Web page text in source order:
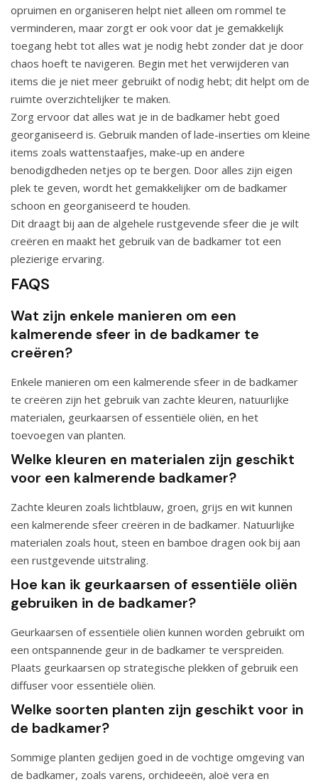
opruimen en organiseren helpt niet alleen om rommel te
verminderen, maar zorgt er ook voor dat je gemakkelijk
toegang hebt tot alles wat je nodig hebt zonder dat je door
chaos hoeft te navigeren. Begin met het verwijderen van
items die je niet meer gebruikt of nodig hebt; dit helpt om de
ruimte overzichtelijker te maken.
Zorg ervoor dat alles wat je in de badkamer hebt goed
georganiseerd is. Gebruik manden of lade-inserties om kleine
items zoals wattenstaafjes, make-up en andere
benodigdheden netjes op te bergen. Door alles zijn eigen
plek te geven, wordt het gemakkelijker om de badkamer
schoon en georganiseerd te houden.
Dit draagt bij aan de algehele rustgevende sfeer die je wilt
creëren en maakt het gebruik van de badkamer tot een
plezierige ervaring.
FAQS
Wat zijn enkele manieren om een
kalmerende sfeer in de badkamer te
creëren?
Enkele manieren om een kalmerende sfeer in de badkamer
te creëren zijn het gebruik van zachte kleuren, natuurlijke
materialen, geurkaarsen of essentiële oliën, en het
toevoegen van planten.
Welke kleuren en materialen zijn geschikt
voor een kalmerende badkamer?
Zachte kleuren zoals lichtblauw, groen, grijs en wit kunnen
een kalmerende sfeer creëren in de badkamer. Natuurlijke
materialen zoals hout, steen en bamboe dragen ook bij aan
een rustgevende uitstraling.
Hoe kan ik geurkaarsen of essentiële oliën
gebruiken in de badkamer?
Geurkaarsen of essentiële oliën kunnen worden gebruikt om
een ontspannende geur in de badkamer te verspreiden.
Plaats geurkaarsen op strategische plekken of gebruik een
diffuser voor essentiële oliën.
Welke soorten planten zijn geschikt voor in
de badkamer?
Sommige planten gedijen goed in de vochtige omgeving van
de badkamer, zoals varens, orchideeën, aloë vera en